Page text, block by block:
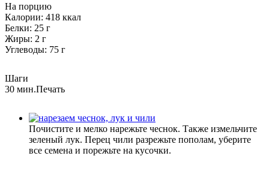
На порцию
Калории: 418 ккал
Белки: 25 г
Жиры: 2 г
Углеводы: 75 г
Шаги
30 мин.Печать
Почистите и мелко нарежьте чеснок. Также измельчите
зеленый лук. Перец чили разрежьте пополам, уберите
все семена и порежьте на кусочки.